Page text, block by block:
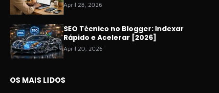
April 28, 2026
SEO Técnico no Blogger: Indexar
Rápido e Acelerar [2026]
April 20, 2026
OS MAIS LIDOS